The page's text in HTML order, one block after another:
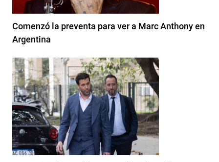
Comenzó la preventa para ver a Marc Anthony en
Argentina